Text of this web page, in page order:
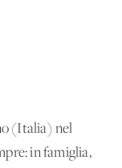
(Italia) nel
in famiglia,